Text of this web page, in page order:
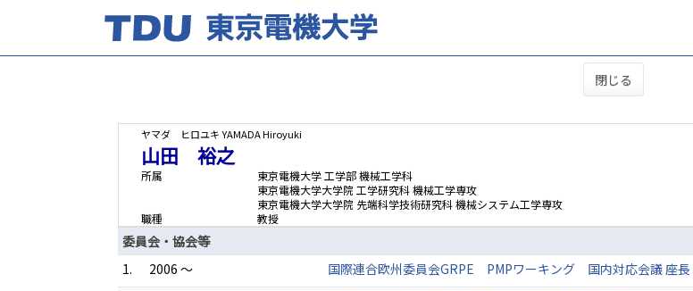
閉じる
ヤマダ ヒロユキ YAMADA Hiroyuki
山田 裕之
所属
東京電機大学 工学部 機械工学科
東京電機大学大学院 工学研究科 機械工学専攻
東京電機大学大学院 先端科学技術研究科 機械システム工学専攻
職種
教授
委員会・協会等
1.
2006 ～
国際連合欧州委員会GRPE PMPワーキング 国内対応会議 座長